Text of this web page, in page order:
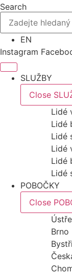
Search
EN
Instagram
SLUŽBY
Close
Lidé
Lidé
Lidé
Lidé
Lidé
Lidé
POBOČKY
Close
Brno